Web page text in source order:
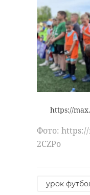
https://
Фото:
2CZPo
урок